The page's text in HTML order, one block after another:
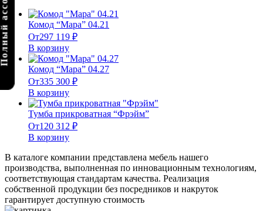
Комод “Мара” 04.21
От297 119 ₽
В корзину
Комод “Мара” 04.27
От335 300 ₽
В корзину
Тумба прикроватная “Фрэйм”
От120 312 ₽
В корзину
В каталоге компании представлена мебель нашего
производства, выполненная по инновационным технологиям,
соответствующая стандартам качества. Реализация
собственной продукции без посредников и накруток
гарантирует доступную стоимость